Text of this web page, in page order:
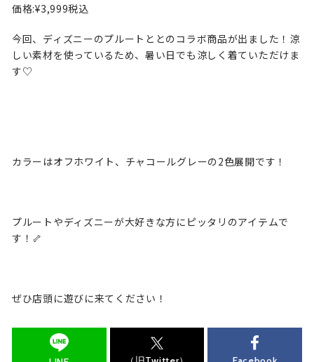
価格:¥3,999税込
今回、ディズニーのプルートととのコラボ商品が出ました！涼
しい素材を使っているため、暑い日でも涼しく着ていただけま
す♡
カラーはオフホワイト、チャコールグレーの2色展開です！
プルートやディズニーが大好きな方にピッタリのアイテムで
す！🦴
ぜひ店頭に遊びに来てください！